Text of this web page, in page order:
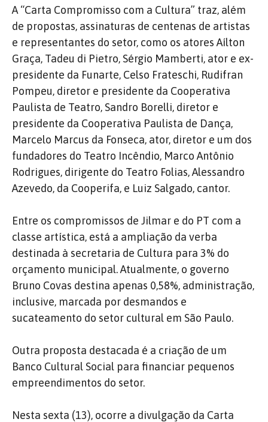
A “Carta Compromisso com a Cultura” traz, além
de propostas, assinaturas de centenas de artistas
e representantes do setor, como os atores Aílton
Graça, Tadeu di Pietro, Sérgio Mamberti, ator e ex-
presidente da Funarte, Celso Frateschi, Rudifran
Pompeu, diretor e presidente da Cooperativa
Paulista de Teatro, Sandro Borelli, diretor e
presidente da Cooperativa Paulista de Dança,
Marcelo Marcus da Fonseca, ator, diretor e um dos
fundadores do Teatro Incêndio, Marco Antônio
Rodrigues, dirigente do Teatro Folias, Alessandro
Azevedo, da Cooperifa, e Luiz Salgado, cantor.
Entre os compromissos de Jilmar e do PT com a
classe artística, está a ampliação da verba
destinada à secretaria de Cultura para 3% do
orçamento municipal. Atualmente, o governo
Bruno Covas destina apenas 0,58%, administração,
inclusive, marcada por desmandos e
sucateamento do setor cultural em São Paulo.
Outra proposta destacada é a criação de um
Banco Cultural Social para financiar pequenos
empreendimentos do setor.
Nesta sexta (13), ocorre a divulgação da Carta